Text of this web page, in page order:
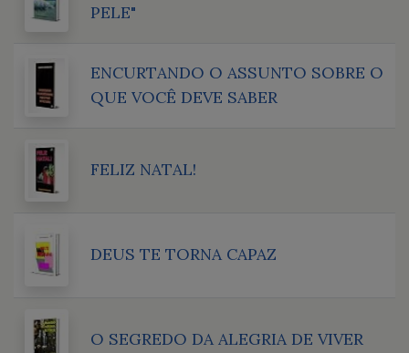
PELE"
ENCURTANDO O ASSUNTO SOBRE O
QUE VOCÊ DEVE SABER
FELIZ NATAL!
DEUS TE TORNA CAPAZ
O SEGREDO DA ALEGRIA DE VIVER